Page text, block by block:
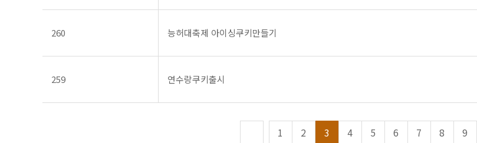
260 능허대축제 아이싱쿠키만들기
259 연수랑쿠키출시
1 2 3 4 5 6 7 8 9